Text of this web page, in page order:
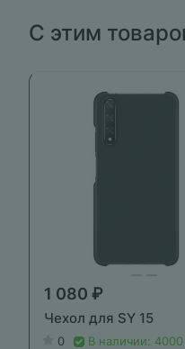
С этим
1 080 ₽
Чехол для SY 15
0 В наличии: 4000